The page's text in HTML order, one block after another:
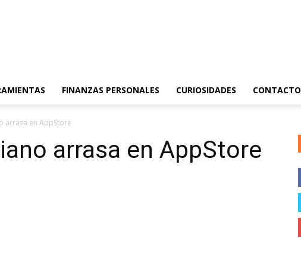
FINANZAS PERSONALES CURIOSIDADES CONTACTO
arrasa en AppStore
arrasa en AppStore